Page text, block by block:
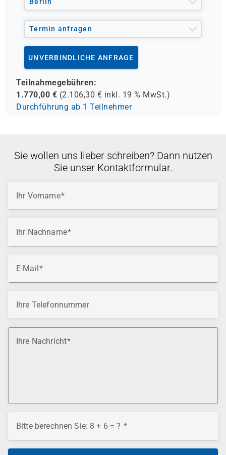
Termin anfragen
UNVERBINDLICHE ANFRAGE
Teilnahmegebühren:
1.770,00 € (2.106,30 € inkl. 19 % MwSt.)
Durchführung ab 1 Teilnehmer
Sie wollen uns lieber schreiben? Dann nutzen
Sie unser Kontaktformular.
Ihr Vorname
Ihr Nachname
E-Mail
Ihre Telefonnummer
Ihre Nachricht
Bitte berechnen Sie: 8 + 6 = ?